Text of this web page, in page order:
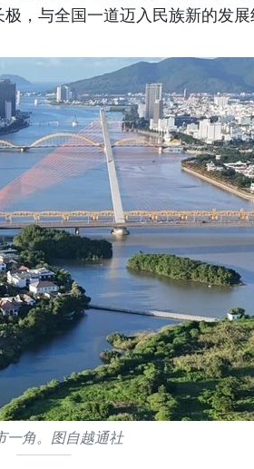
，与全国一道迈入民族新的发展
一角。图自越通社